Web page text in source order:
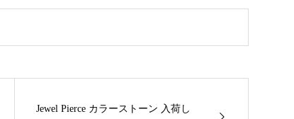
Jewel Pierce カラーストーン 入荷し